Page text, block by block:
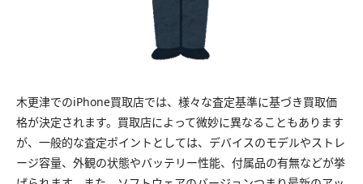
木更津でのiPhone買取店では、様々な査定基準に基づき買取価
格が決定されます。買取店によって微妙に異なることもあります
が、一般的な査定ポイントとしては、デバイスのモデルやストレ
ージ容量、外観の状態やバッテリー性能、付属品の有無などが挙